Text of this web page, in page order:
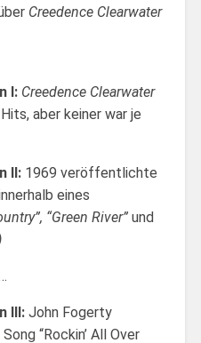
Creedence Clearwater
I: Creedence Clearwater
aber keiner war je
II:1969 veröffentlichte
eines
“Green River”und
III:John Fogerty
“Rockin’ All Over